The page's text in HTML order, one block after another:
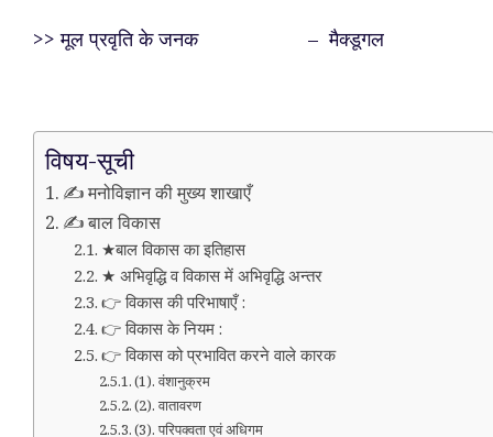
>> मूल प्रवृति के जनक – मैक्डूगल
विषय-सूची
✍️ मनोविज्ञान की मुख्य शाखाएँ
✍️ बाल विकास
★बाल विकास का इतिहास
★ अभिवृद्धि व विकास में अभिवृद्धि अन्तर
👉 विकास की परिभाषाएँ :
👉 विकास के नियम :
👉 विकास को प्रभावित करने वाले कारक
(1). वंशानुक्रम
(2). वातावरण
(3). परिपक्वता एवं अधिगम